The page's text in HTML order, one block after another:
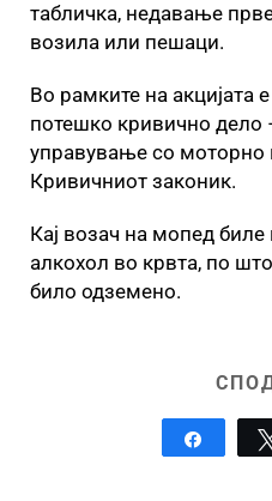
табличка, недавање
возила или пешаци.
Во рамките на акцијата
потешко кривично дело
управување со моторно
Кривичниот законик.
Кај возач на мопед
алкохол во крвта, по
било одземено.